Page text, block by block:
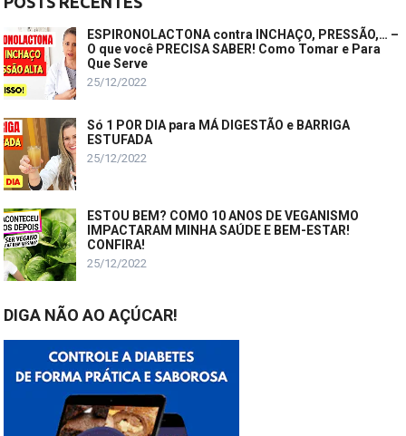
ESPIRONOLACTONA contra INCHAÇO, PRESSÃO,… –
O que você PRECISA SABER! Como Tomar e Para
Que Serve
25/12/2022
Só 1 POR DIA para MÁ DIGESTÃO e BARRIGA
ESTUFADA
25/12/2022
ESTOU BEM? COMO 10 ANOS DE VEGANISMO
IMPACTARAM MINHA SAÚDE E BEM-ESTAR!
CONFIRA!
25/12/2022
DIGA NÃO AO AÇÚCAR!